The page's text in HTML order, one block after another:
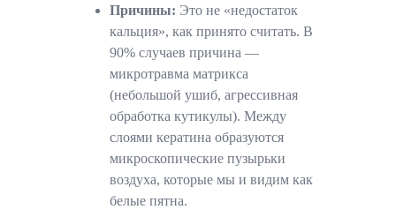
Причины: Это не «недостаток
кальция», как принято считать. В
90% случаев причина —
микротравма матрикса
(небольшой ушиб, агрессивная
обработка кутикулы). Между
слоями кератина образуются
микроскопические пузырьки
воздуха, которые мы и видим как
белые пятна.